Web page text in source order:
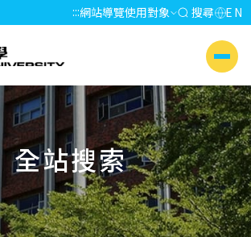
:::網站導覽使用對象 搜尋 EN
義守大學 I-SHOU UNIVERSITY
側選單
全站搜索